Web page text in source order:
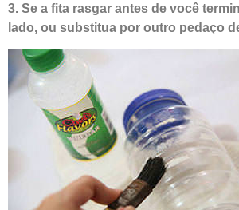
3. Se a fita rasgar antes de você
lado, ou substitua por outro pedaço